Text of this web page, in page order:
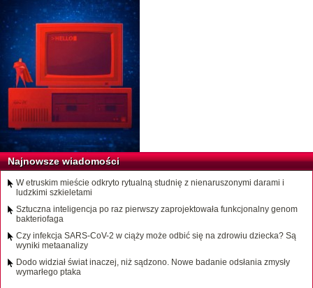
Najnowsze wiadomości
W etruskim mieście odkryto rytualną studnię z nienaruszonymi darami i
ludzkimi szkieletami
Sztuczna inteligencja po raz pierwszy zaprojektowała funkcjonalny genom
bakteriofaga
Czy infekcja SARS-CoV-2 w ciąży może odbić się na zdrowiu dziecka? Są
wyniki metaanalizy
Dodo widział świat inaczej, niż sądzono. Nowe badanie odsłania zmysły
wymarłego ptaka